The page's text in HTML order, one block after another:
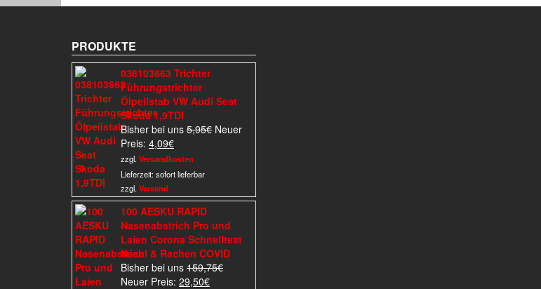
PRODUKTE
038103663 Trichter
Führungstrichter
Ölpeilstab VW Audi Seat
Skoda 1,9TDI
Bisher bei uns 5,95€ Ursprünglicher
Neuer
Preis: 4,09€Aktueller
Preis
ist:
zzgl. Versandkosten
Lieferzeit:sofort lieferbar
zzgl. Versand
100 AESKU RAPID
Nasenabstrich Pro und
Laien Corona Schnelltest
Nasal & Rachen COVID
Bisher bei uns 159,75€Ursprünglicher
Neuer Preis: 29,50€Aktueller